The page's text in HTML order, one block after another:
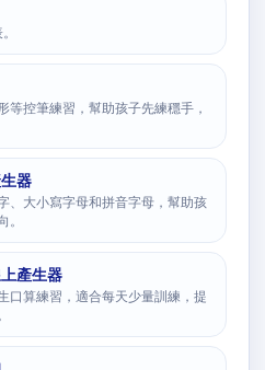
等控筆練習，幫助孩子先練穩手，
器
、大小寫字母和拼音字母，幫助孩
產生器
口算練習，適合每天少量訓練，提